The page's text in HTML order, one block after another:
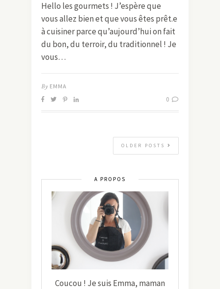
Hello les gourmets ! J’espère que
vous allez bien et que vous êtes prêt.e
à cuisiner parce qu’aujourd’hui on fait
du bon, du terroir, du traditionnel ! Je
vous…
By EMMA
0
OLDER POSTS
A PROPOS
Coucou ! Je suis Emma, maman